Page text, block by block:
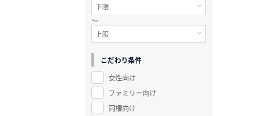
～
こだわり条件
女性向け
ファミリー向け
同棲向け